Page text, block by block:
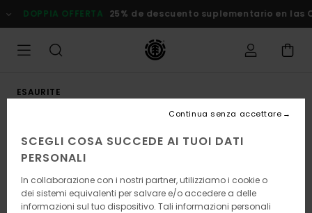
alle
informazioni
prodotto
DOPPIA OFFERTA 25% de descuento suplementario en las
ESAURITE
SCEGLI COSA SUCCEDE AI TUOI DATI
PERSONALI
In collaborazione con i nostri partner, utilizziamo i cookie o
dei sistemi equivalenti per salvare e/o accedere a delle
informazioni sul tuo dispositivo. Tali informazioni personali
Continua senza accettare